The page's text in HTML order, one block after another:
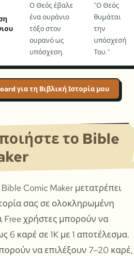
Ο Θεός έβαλε
ένα ουράνιο
τόξο στον
ουρανό ως
υπόσχεση.
"Ο Θεός
θυμάται
την
υπόσχεσή
Του."
για τη Βιβλική Ιστορία μου
το Bible
Comic Maker μετατρέπει
σας σε ολοκληρωμένη
Free χρήστες μπορούν να
6 καρέ σε 1K με 1 αποτέλεσμα.
να επιλέξουν 7–20 καρέ,